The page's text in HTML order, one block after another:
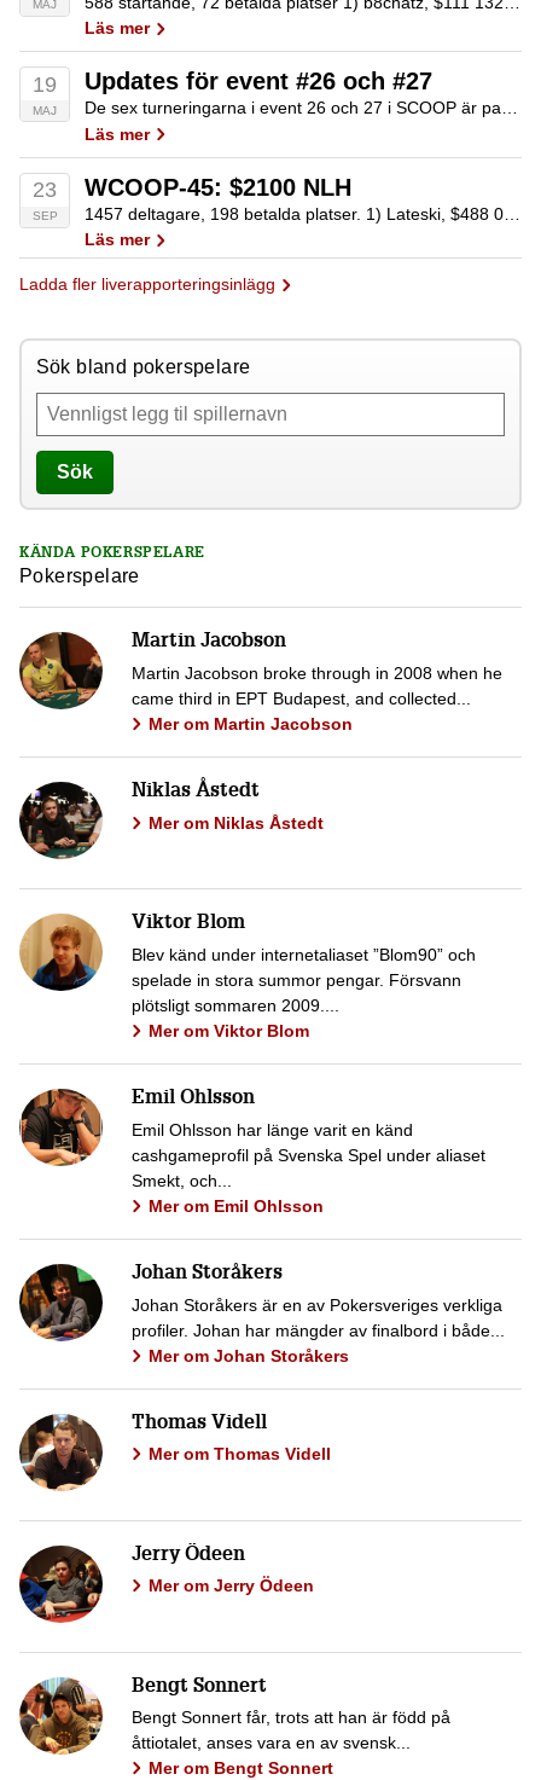
MAJ
Läs mer
19
MAJ
Updates för event #26 och #27
De sex turneringarna i event 26 och 27 i SCOOP är pausade för upplösning ikväll. Här kommer en kort redovisning av läget: Event 26-L: $11 NLH 3-stack. 162 av 12 938 spelare kvar. Garantisumma nu $72. Seger ger $17 668.…
Läs mer
23
SEP
WCOOP-45: $2100 NLH
Läs mer
Ladda fler liverapporteringsinlägg
Sök bland pokerspelare
Sök
KÄNDA POKERSPELARE
Pokerspelare
Martin Jacobson
Martin Jacobson broke through in 2008 when he
came third in EPT Budapest, and collected...
Mer om Martin Jacobson
Niklas Åstedt
Mer om Niklas Åstedt
Viktor Blom
Blev känd under internetaliaset ”Blom90” och
spelade in stora summor pengar. Försvann
plötsligt sommaren 2009....
Mer om Viktor Blom
Emil Ohlsson
Emil Ohlsson har länge varit en känd
cashgameprofil på Svenska Spel under aliaset
Smekt, och...
Mer om Emil Ohlsson
Johan Storåkers
Johan Storåkers är en av Pokersveriges verkliga
profiler. Johan har mängder av finalbord i både...
Mer om Johan Storåkers
Thomas Videll
Mer om Thomas Videll
Jerry Ödeen
Mer om Jerry Ödeen
Bengt Sonnert
Bengt Sonnert får, trots att han är född på
åttiotalet, anses vara en av svensk...
Mer om Bengt Sonnert